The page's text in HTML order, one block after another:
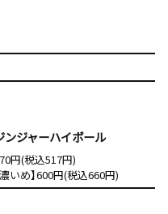
ンジャーハイボール
円(税込517円)
濃いめ】600円(税込660円)